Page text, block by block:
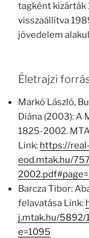
tagként kizárták
visszaállítva
jövedelem
Életrajzi
Markó László,
Diána (2003): A
1825-2002.
Link: https://real-
eod.mtak.hu/
Barcza Tibor:
felavatása Link:
j.mtak.hu/5892/
e=1095